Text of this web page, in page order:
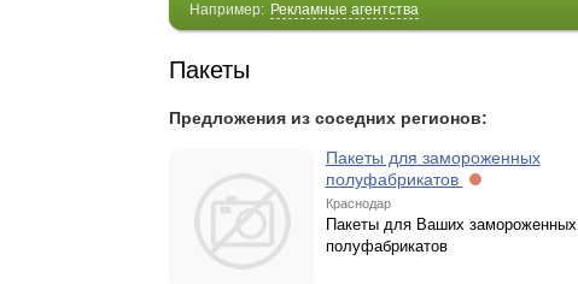
Например: Рекламные агентства
Пакеты
Предложения из соседних регионов:
Пакеты для замороженных
полуфабрикатов
Краснодар
Пакеты для Ваших замороженных
полуфабрикатов